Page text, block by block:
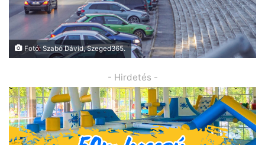
Fotó: Szabó Dávid, Szeged365.
- Hirdetés -